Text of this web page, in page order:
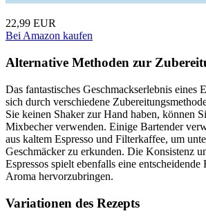
22,99 EUR
Bei Amazon kaufen
Alternative Methoden zur
Das fantastisches Geschmackserlebnis eines
sich durch verschiedene
Sie keinen Shaker zur Hand haben, können
Mixbecher verwenden. Einige Bartender
aus kaltem Espresso und Filterkaffee, um
Geschmäcker zu erkunden. Die Konsistenz
Espressos spielt ebenfalls eine
Aroma hervorzubringen.
Variationen des Rezepts